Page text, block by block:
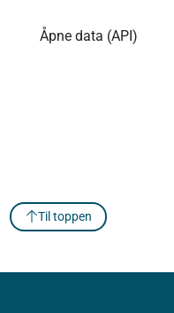
Åpne data (API)
Til toppen